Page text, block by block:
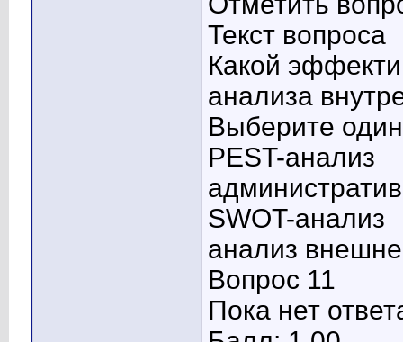
Текст вопроса
Какой
анализа
Выберите
PEST-анализ
SWOT-анализ
анализ
Вопрос 11
Пока нет